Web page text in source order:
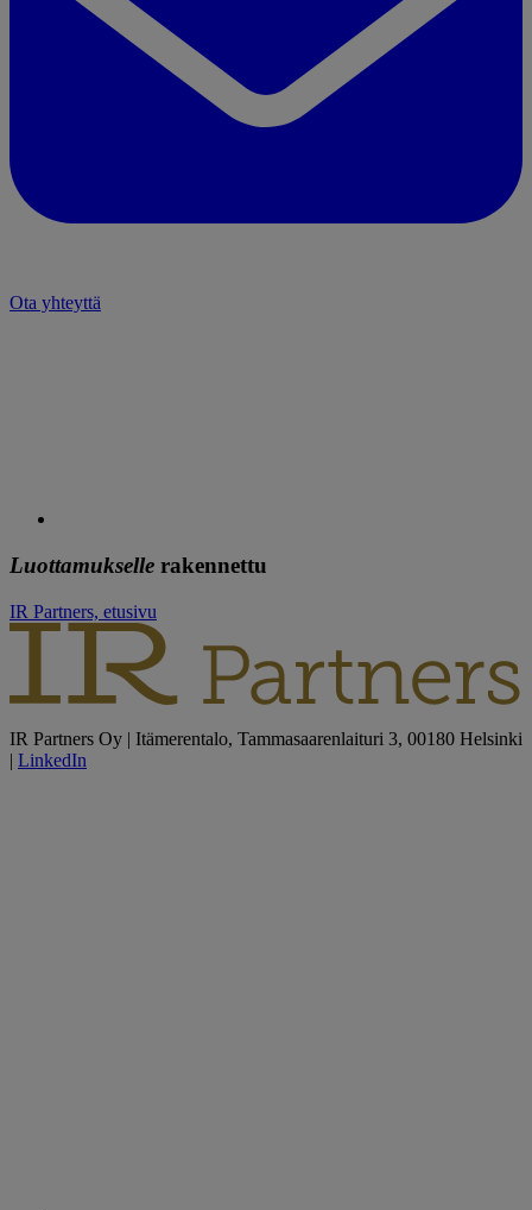
Ota yhteyttä
Luottamukselle rakennettu
IR Partners, etusivu
IR Partners Oy | Itämerentalo, Tammasaarenlaituri 3, 00180 Helsinki
| LinkedIn